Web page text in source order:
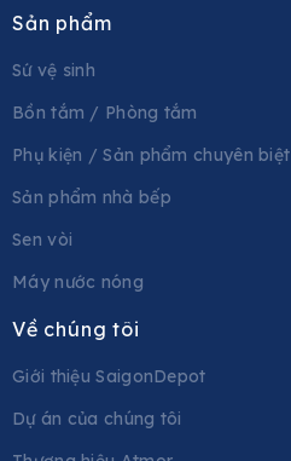
Sản phẩm
Sứ vệ sinh
Bồn tắm / Phòng tắm
Phụ kiện / Sản phẩm chuyên biệt
Sản phẩm nhà bếp
Sen vòi
Máy nước nóng
Về chúng tôi
Giới thiệu SaigonDepot
Dự án của chúng tôi